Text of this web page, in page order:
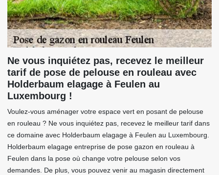
Ne vous inquiétez pas, recevez le meilleur
tarif de pose de pelouse en rouleau avec
Holderbaum elagage à Feulen au
Luxembourg !
Voulez-vous aménager votre espace vert en posant de pelouse
en rouleau ? Ne vous inquiétez pas, recevez le meilleur tarif dans
ce domaine avec Holderbaum elagage à Feulen au Luxembourg.
Holderbaum elagage entreprise de pose gazon en rouleau à
Feulen dans la pose où change votre pelouse selon vos
demandes. De plus, vous pouvez venir au magasin directement